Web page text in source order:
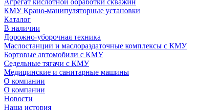
Агрегат кислотной обработки скважин
КМУ Крано-манипуляторные установки
Каталог
В наличии
Дорожно-уборочная техника
Маслостанции и маслораздаточные комплексы с КМУ
Бортовые автомобили с КМУ
Седельные тягачи с КМУ
Медицинские и санитарные машины
О компании
О компании
Новости
Наша история